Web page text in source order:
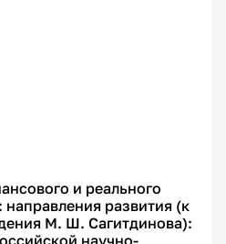
и реального
развития (к
М. Ш. Сагитдинова):
научно-